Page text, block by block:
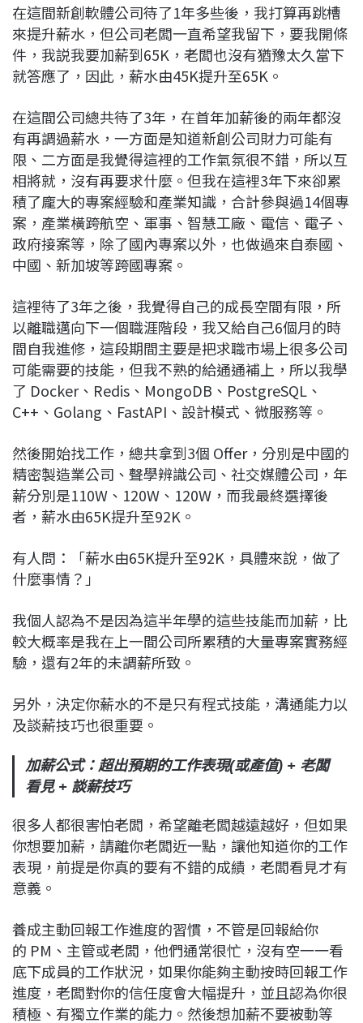
在這間新創軟體公司待了1年多些後，我打算再跳槽
來提升薪水，但公司老闆一直希望我留下，要我開條
件，我説我要加薪到65K，老闆也沒有猶豫太久當下
就答應了，因此，薪水由45K提升至65K。
在這間公司總共待了3年，在首年加薪後的兩年都沒
有再調過薪水，一方面是知道新創公司財力可能有
限、二方面是我覺得這裡的工作氣氛很不錯，所以互
相將就，沒有再要求什麼。但我在這裡3年下來卻累
積了龐大的專案經驗和產業知識，合計參與過14個專
案，產業橫跨航空、軍事、智慧工廠、電信、電子、
政府接案等，除了國內專案以外，也做過來自泰國、
中國、新加坡等跨國專案。
這裡待了3年之後，我覺得自己的成長空間有限，所
以離職邁向下一個職涯階段，我又給自己6個月的時
間自我進修，這段期間主要是把求職市場上很多公司
可能需要的技能，但我不熟的給通通補上，所以我學
了 Docker、Redis、MongoDB、PostgreSQL、
C++、Golang、FastAPI、設計模式、微服務等。
然後開始找工作，總共拿到3個 Offer，分別是中國的
精密製造業公司、聲學辨識公司、社交媒體公司，年
薪分別是110W、120W、120W，而我最終選擇後
者，薪水由65K提升至92K。
有人問：「薪水由65K提升至92K，具體來說，做了
什麼事情？」
我個人認為不是因為這半年學的這些技能而加薪，比
較大概率是我在上一間公司所累積的大量專案實務經
驗，還有2年的未調薪所致。
另外，決定你薪水的不是只有程式技能，溝通能力以
及談薪技巧也很重要。
加薪公式：超出預期的工作表現(或產值) + 老闆
看見 + 談薪技巧
很多人都很害怕老闆，希望離老闆越遠越好，但如果
你想要加薪，請離你老闆近一點，讓他知道你的工作
表現，前提是你真的要有不錯的成績，老闆看見才有
意義。
養成主動回報工作進度的習慣，不管是回報給你
的 PM、主管或老闆，他們通常很忙，沒有空一一看
底下成員的工作狀況，如果你能夠主動按時回報工作
進度，老闆對你的信任度會大幅提升，並且認為你很
積極、有獨立作業的能力。然後想加薪不要被動等